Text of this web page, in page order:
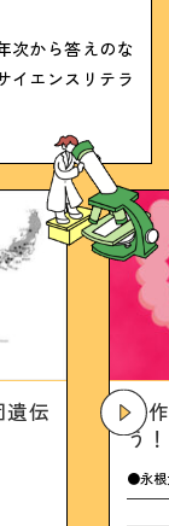
次から答えのな
イエンスリテラ
探そ
進
秘
●大